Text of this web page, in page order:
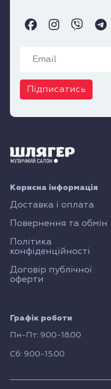
Підписатись
Графік роботи
Пн-Пт: 9.00-18.00
Сб: 9.00-15.00
Корисна інформація
Доставка і оплата
Повернення та обмін
Політика
конфіденційності
Договір публічної
оферти